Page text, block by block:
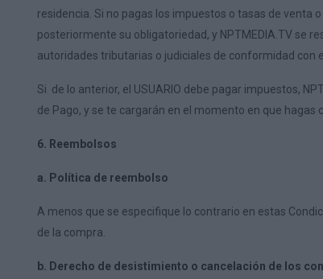
residencia. Si no pagas los impuestos o tasas de venta
posteriormente su obligatoriedad, y NPTMEDIA.TV se
autoridades tributarias o judiciales de conformidad con
Si de lo anterior, el USUARIO debe pagar impuestos,
de Pago, y se te cargarán en el momento en que
6. Reembolsos
a. Política de reembolso
A menos que se especifique lo contrario en estas
de la compra.
b. Derecho de desistimiento o cancelación de los